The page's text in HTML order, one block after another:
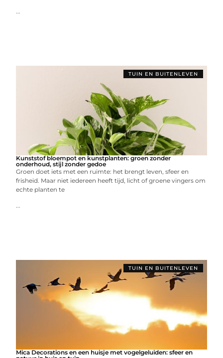
...
TUIN EN BUITENLEVEN
Kunststof bloempot en kunstplanten: groen zonder
onderhoud, stijl zonder gedoe
Groen doet iets met een ruimte: het brengt leven, sfeer en
frisheid. Maar niet iedereen heeft tijd, licht of groene vingers om
echte planten te
...
TUIN EN BUITENLEVEN
Mica Decorations en een huisje met vogelgeluiden: sfeer en